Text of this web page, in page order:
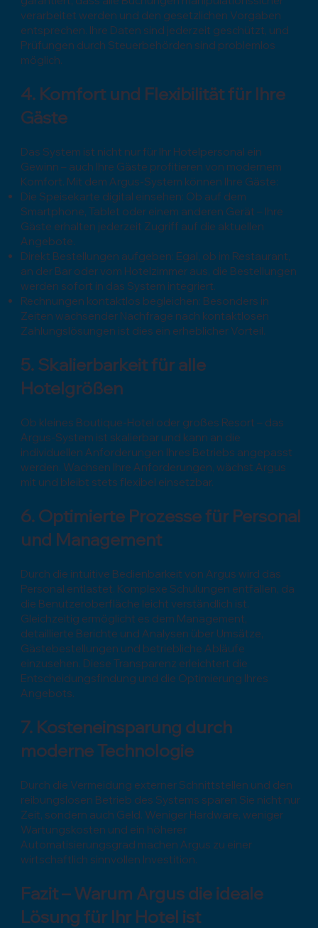
verarbeitet werden und den gesetzlichen Vorgaben
entsprechen. Ihre Daten sind jederzeit geschützt, und
Prüfungen durch Steuerbehörden sind problemlos
möglich.
4. Komfort und Flexibilität für Ihre
Gäste
Das System ist nicht nur für Ihr Hotelpersonal ein
Gewinn – auch Ihre Gäste profitieren von modernem
Komfort. Mit dem Argus-System können Ihre Gäste:
Die Speisekarte digital einsehen: Ob auf dem
Smartphone, Tablet oder einem anderen Gerät – Ihre
Gäste erhalten jederzeit Zugriff auf die aktuellen
Angebote.
Direkt Bestellungen aufgeben: Egal, ob im Restaurant,
an der Bar oder vom Hotelzimmer aus, die Bestellungen
werden sofort in das System integriert.
Rechnungen kontaktlos begleichen: Besonders in
Zeiten wachsender Nachfrage nach kontaktlosen
Zahlungslösungen ist dies ein erheblicher Vorteil.
5. Skalierbarkeit für alle
Hotelgrößen
Ob kleines Boutique-Hotel oder großes Resort – das
Argus-System ist skalierbar und kann an die
individuellen Anforderungen Ihres Betriebs angepasst
werden. Wachsen Ihre Anforderungen, wächst Argus
mit und bleibt stets flexibel einsetzbar.
6. Optimierte Prozesse für Personal
und Management
Durch die intuitive Bedienbarkeit von Argus wird das
Personal entlastet. Komplexe Schulungen entfallen, da
die Benutzeroberfläche leicht verständlich ist.
Gleichzeitig ermöglicht es dem Management,
detaillierte Berichte und Analysen über Umsätze,
Gästebestellungen und betriebliche Abläufe
einzusehen. Diese Transparenz erleichtert die
Entscheidungsfindung und die Optimierung Ihres
Angebots.
7. Kosteneinsparung durch
moderne Technologie
Durch die Vermeidung externer Schnittstellen und den
reibungslosen Betrieb des Systems sparen Sie nicht nur
Zeit, sondern auch Geld. Weniger Hardware, weniger
Wartungskosten und ein höherer
Automatisierungsgrad machen Argus zu einer
wirtschaftlich sinnvollen Investition.
Fazit – Warum Argus die ideale
Lösung für Ihr Hotel ist